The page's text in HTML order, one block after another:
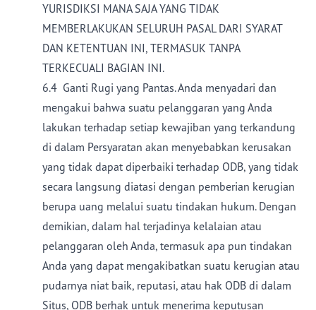
YURISDIKSI MANA SAJA YANG TIDAK
MEMBERLAKUKAN SELURUH PASAL DARI SYARAT
DAN KETENTUAN INI, TERMASUK TANPA
TERKECUALI BAGIAN INI.
6.4 Ganti Rugi yang Pantas. Anda menyadari dan
mengakui bahwa suatu pelanggaran yang Anda
lakukan terhadap setiap kewajiban yang terkandung
di dalam Persyaratan akan menyebabkan kerusakan
yang tidak dapat diperbaiki terhadap ODB, yang tidak
secara langsung diatasi dengan pemberian kerugian
berupa uang melalui suatu tindakan hukum. Dengan
demikian, dalam hal terjadinya kelalaian atau
pelanggaran oleh Anda, termasuk apa pun tindakan
Anda yang dapat mengakibatkan suatu kerugian atau
pudarnya niat baik, reputasi, atau hak ODB di dalam
Situs, ODB berhak untuk menerima keputusan